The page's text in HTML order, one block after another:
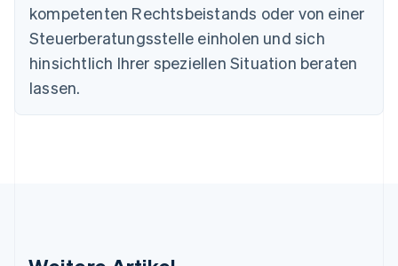
kompetenten Rechtsbeistands oder von einer
Steuerberatungsstelle einholen und sich
hinsichtlich Ihrer speziellen Situation beraten
lassen.
Estland
Festlandchina
简体中文English
Finnland
English
Frankreich